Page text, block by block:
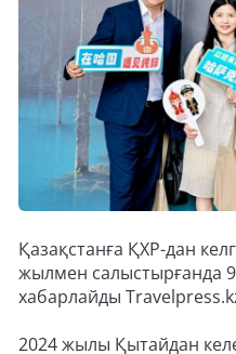
Қазақстанға ҚХР-дан
жылмен салыстырғанда
хабарлайды
2024 жылы Қытайдан